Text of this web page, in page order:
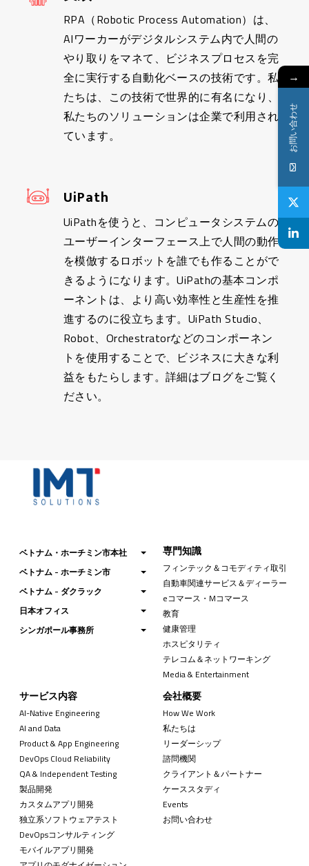
RPA（Robotic Process Automation）は、
AIワーカーがデジタルシステム内で人間の
やり取りをマネて、ビジネスプロセスを完
全に実行する自動化ベースの技術です。私
たちは、この技術で世界的に有名になり、
私たちのソリューションは企業で利用され
ています。
UiPath
UiPathを使うと、コンピュータシステムの
ユーザーインターフェース上で人間の動作
を模倣するロボットを誰でも作ることがで
きるようになります。UiPathの基本コンポ
ーネントは、より高い効率性と生産性を推
進するのに役立ちます。UiPath Studio、
Robot、Orchestratorなどのコンポーネン
トを使用することで、ビジネスに大きな利
益をもたらします。詳細はブログをご覧く
ださい。
ベトナム・ホーチミン市本社
ベトナム - ホーチミン市
ベトナム - ダクラック
日本オフィス
シンガポール事務所
専門知識
フィンテック＆コモディティ取引
自動車関連サービス＆ディーラー
eコマース・Mコマース
教育
健康管理
ホスピタリティ
テレコム＆ネットワーキング
Media & Entertainment
サービス内容
AI-Native Engineering
AI and Data
Product & App Engineering
DevOps Cloud Reliability
QA & Independent Testing
製品開発
カスタムアプリ開発
独立系ソフトウェアテスト
DevOpsコンサルティング
モバイルアプリ開発
会社概要
How We Work
私たちは
リーダーシップ
諮問機関
クライアント＆パートナー
ケーススタディ
Events
お問い合わせ
→
お問い合わせ